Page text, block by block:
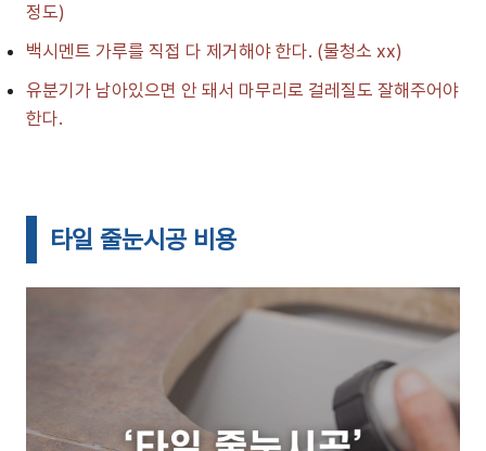
정도)
백시멘트 가루를 직접 다 제거해야 한다. (물청소 xx)
유분기가 남아있으면 안 돼서 마무리로 걸레질도 잘해주어야
한다.
타일 줄눈시공 비용